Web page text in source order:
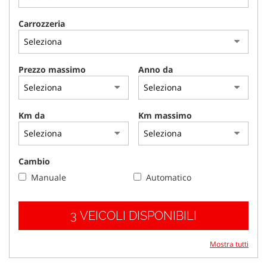
Carrozzeria
Prezzo massimo Anno da
Km da Km massimo
Cambio
Manuale
Automatico
3 VEICOLI DISPONIBILI
Mostra tutti
adottiamo
per
offrire
funzionalità
svolgere
le
attività
seguito
descritte.
Per
ottenere
e